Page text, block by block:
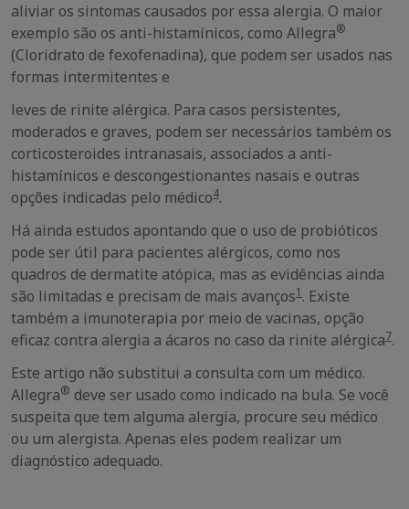
aliviar os sintomas causados por essa alergia. O maior
exemplo são os anti-histamínicos, como Allegra®
(Cloridrato de fexofenadina), que podem ser usados nas
formas intermitentes e
leves de rinite alérgica. Para casos persistentes,
moderados e graves, podem ser necessários também os
corticosteroides intranasais, associados a anti-
histamínicos e descongestionantes nasais e outras
opções indicadas pelo médico4.
Há ainda estudos apontando que o uso de probióticos
pode ser útil para pacientes alérgicos, como nos
quadros de dermatite atópica, mas as evidências ainda
são limitadas e precisam de mais avanços1 . Existe
também a imunoterapia por meio de vacinas, opção
eficaz contra alergia a ácaros no caso da rinite alérgica7.
Este artigo não substitui a consulta com um médico.
Allegra® deve ser usado como indicado na bula. Se você
suspeita que tem alguma alergia, procure seu médico
ou um alergista. Apenas eles podem realizar um
diagnóstico adequado.